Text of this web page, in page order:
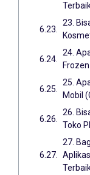
23.
24.
25.
Mobil
26.
Toko
27.